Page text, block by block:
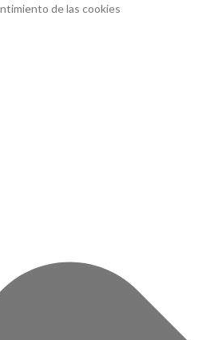
de las cookies